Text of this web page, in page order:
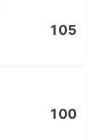
105
100